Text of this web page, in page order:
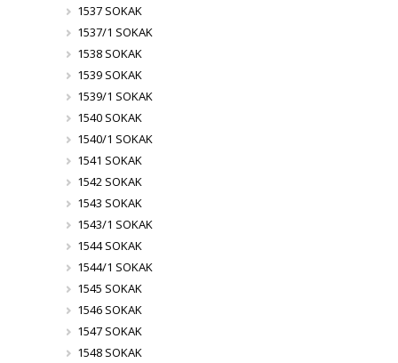
1537 SOKAK
1537/1 SOKAK
1538 SOKAK
1539 SOKAK
1539/1 SOKAK
1540 SOKAK
1540/1 SOKAK
1541 SOKAK
1542 SOKAK
1543 SOKAK
1543/1 SOKAK
1544 SOKAK
1544/1 SOKAK
1545 SOKAK
1546 SOKAK
1547 SOKAK
1548 SOKAK